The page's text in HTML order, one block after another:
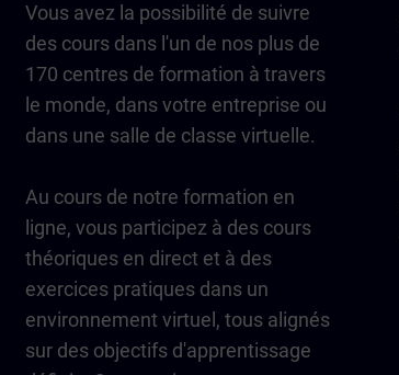
Vous avez la possibilité de suivre
des cours dans l'un de nos plus de
170 centres de formation à travers
le monde, dans votre entreprise ou
dans une salle de classe virtuelle.
Au cours de notre formation en
ligne, vous participez à des cours
théoriques en direct et à des
exercices pratiques dans un
environnement virtuel, tous alignés
sur des objectifs d'apprentissage